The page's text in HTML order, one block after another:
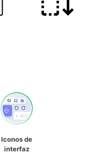
Iconos de
interfaz